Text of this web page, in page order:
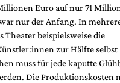
Euro auf nur 71
nur der Anfang. In
Theater beispielsweise die
zur Hälfte selbst
muss für jede kaputte
Die Produktionskosten